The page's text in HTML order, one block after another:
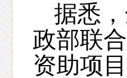
据悉
政部联
资助项